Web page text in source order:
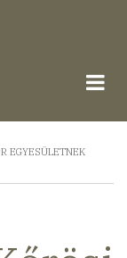
EGYESÜLETNEK